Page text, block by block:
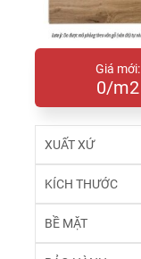
Giá mới:
0/m2
XUẤT XỨ
KÍCH THƯỚC
BỀ MẶT